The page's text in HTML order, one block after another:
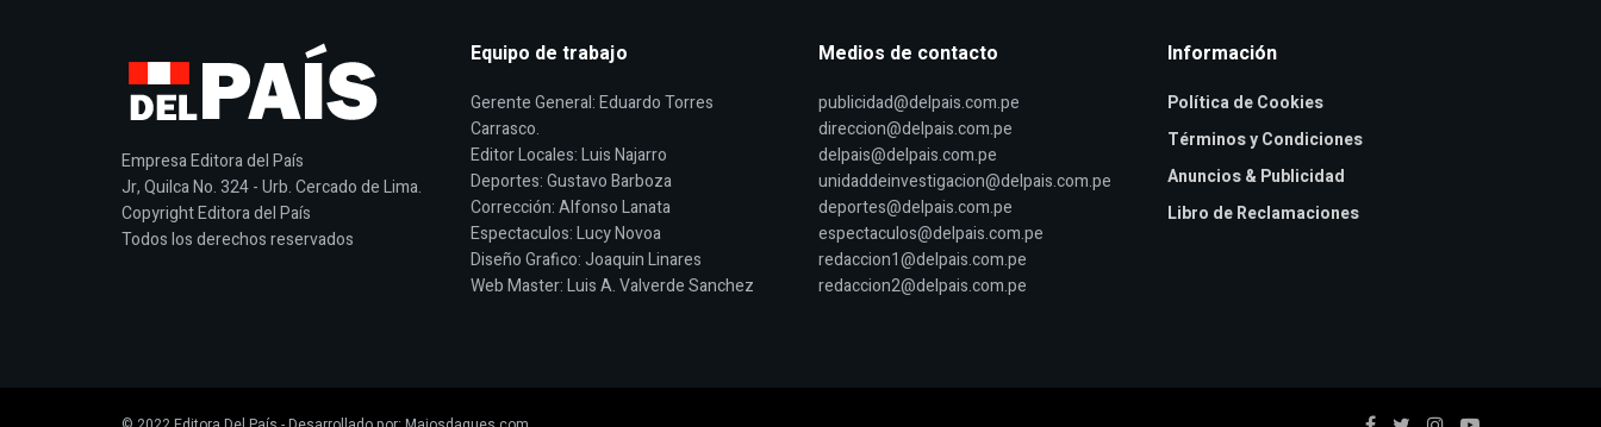
Empresa Editora del País
Jr, Quilca No. 324 - Urb. Cercado de Lima.
Copyright Editora del País
Todos los derechos reservados
Equipo de trabajo
Gerente General: Eduardo Torres
Carrasco.
Editor Locales: Luis Najarro
Deportes: Gustavo Barboza
Corrección: Alfonso Lanata
Espectaculos: Lucy Novoa
Diseño Grafico: Joaquin Linares
Web Master: Luis A. Valverde Sanchez
Medios de contacto
publicidad@delpais.com.pe
direccion@delpais.com.pe
delpais@delpais.com.pe
unidaddeinvestigacion@delpais.com.pe
deportes@delpais.com.pe
espectaculos@delpais.com.pe
redaccion1@delpais.com.pe
redaccion2@delpais.com.pe
Información
Política de Cookies
Términos y Condiciones
Anuncios & Publicidad
Libro de Reclamaciones